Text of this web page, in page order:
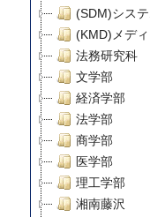
(SDM)シス
(KMD)メデ
法務研究科
文学部
経済学部
法学部
商学部
医学部
理工学部
湘南藤沢